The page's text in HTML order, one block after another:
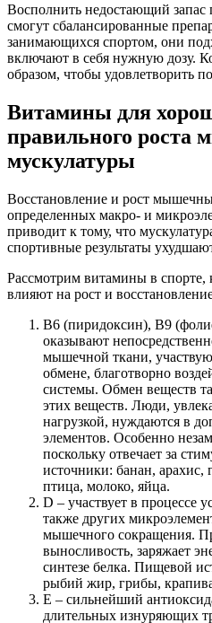
Восполнить недостающий запас
смогут сбалансированные
занимающихся спортом, они
включают в себя нужную дозу.
образом, чтобы удовлетворить
Витамины для
правильного роста
мускулатуры
Восстановление и рост
определенных макро- и
приводит к тому, что
спортивные результаты
Рассмотрим витамины в спорте,
влияют на рост и
В6 (пиридоксин), В9
оказывают
мышечной ткани,
обмене, благотворно
системы. Обмен веществ
этих веществ. Люди,
нагрузкой, нуждаются в
элементов. Особенно
поскольку отвечает за
источники: банан, арахис,
птица, молоко, яйца.
D – участвует в процессе
также других
мышечного сокращения.
выносливость, заряжает
синтезе белка. Пищевой
рыбий жир, грибы,
Е – сильнейший
длительных изнуряющих